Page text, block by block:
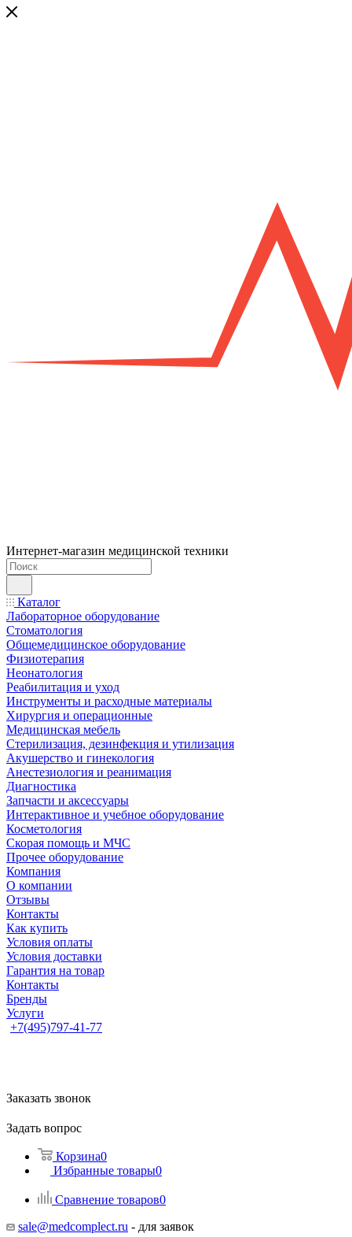
Интернет-магазин медицинской техники
Каталог
Лабораторное оборудование
Стоматология
Общемедицинское оборудование
Физиотерапия
Неонатология
Реабилитация и уход
Инструменты и расходные материалы
Хирургия и операционные
Медицинская мебель
Стерилизация, дезинфекция и утилизация
Акушерство и гинекология
Анестезиология и реанимация
Диагностика
Запчасти и аксессуары
Интерактивное и учебное оборудование
Косметология
Скорая помощь и МЧС
Прочее оборудование
Компания
О компании
Отзывы
Контакты
Как купить
Условия оплаты
Условия доставки
Гарантия на товар
Контакты
Бренды
Услуги
+7(495)797-41-77
Заказать звонок
Задать вопрос
Корзина0
Избранные товары0
Сравнение товаров0
sale@medcomplect.ru - для заявок